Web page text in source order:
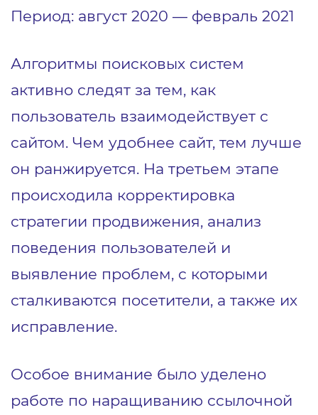
Период: август 2020 ― февраль 2021
Алгоритмы поисковых систем
активно следят за тем, как
пользователь взаимодействует с
сайтом. Чем удобнее сайт, тем лучше
он ранжируется. На третьем этапе
происходила корректировка
стратегии продвижения, анализ
поведения пользователей и
выявление проблем, с которыми
сталкиваются посетители, а также их
исправление.
Особое внимание было уделено
работе по наращиванию ссылочной